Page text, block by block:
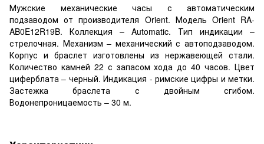
Мужские механические часы с автоматическим
подзаводом от производителя Orient. Модель Orient RA-
AB0E12R19B. Коллекция – Automatic. Тип индикации –
стрелочная. Механизм – механический с автоподзаводом.
Корпус и браслет изготовлены из нержавеющей стали.
Количество камней 22 с запасом хода до 40 часов. Цвет
циферблата – черный. Индикация - римские цифры и метки.
Застежка браслета с двойным сгибом.
Водонепроницаемость – 30 м.